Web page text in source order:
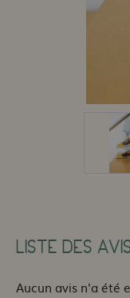
LISTE DES
Aucun avis n'a été